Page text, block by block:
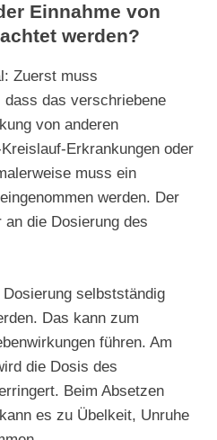
Einnahme von
werden?
Zuerst muss
das verschriebene
von anderen
Erkrankungen oder
muss ein
werden. Der
die Dosierung des
selbstständig
Das kann zum
führen. Am
die Dosis des
Beim Absetzen
es zu Übelkeit, Unruhe